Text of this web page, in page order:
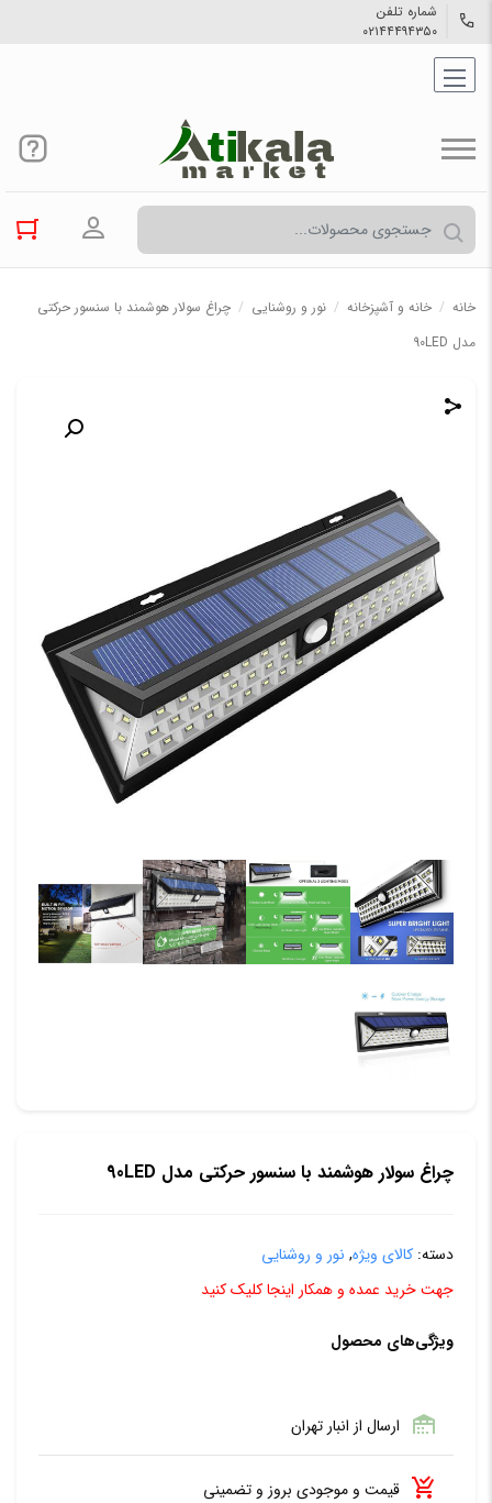
شماره تلفن
۰۲۱۴۴۴۹۴۳۵۰
ورود به
خانه / خانه و آشپزخانه / نور و روشنایی / چراغ سولار هوشمند با سنسور حرکتی
مدل 90LED
چراغ سولار هوشمند با سنسور حرکتی مدل 90LED
دسته: کالای ویژه, نور و روشنایی
جهت خرید عمده و همکار اینجا کلیک کنید
ویژگی‌های محصول
ارسال از انبار تهران
قیمت و موجودی بروز و تضمینی